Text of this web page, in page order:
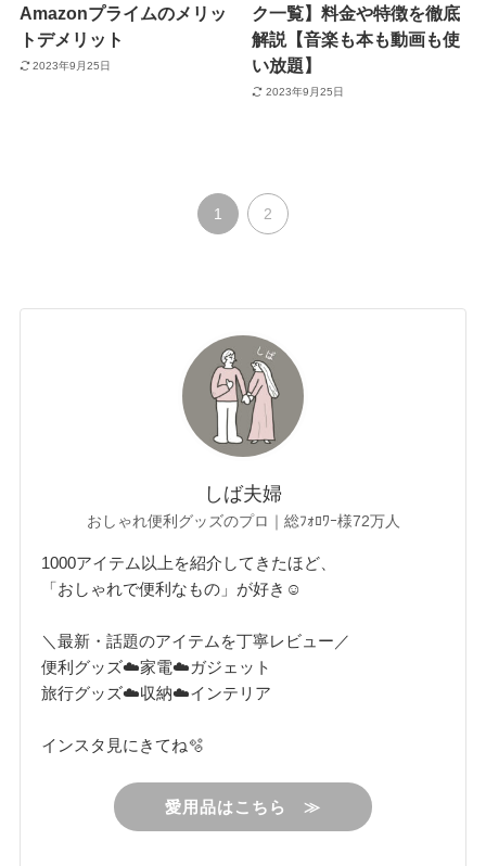
Amazonプライムのメリッ
トデメリット
2023年9月25日
ク一覧】料金や特徴を徹底
解説【音楽も本も動画も使
い放題】
2023年9月25日
1 2
しば夫婦
おしゃれ便利グッズのプロ｜総ﾌｫﾛﾜｰ様72万人
1000アイテム以上を紹介してきたほど、
「おしゃれで便利なもの」が好き☺︎
＼最新・話題のアイテムを丁寧レビュー／
便利グッズ☁️家電☁️ガジェット
旅行グッズ☁️収納☁️インテリア
インスタ見にきてね🫧
愛用品はこちら ≫